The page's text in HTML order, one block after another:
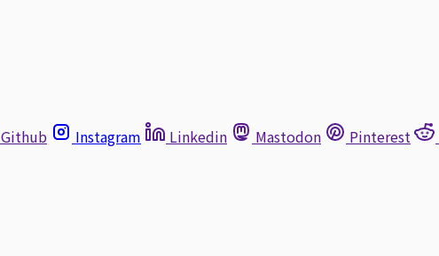
Github Instagram Linkedin Mastodon Pinterest